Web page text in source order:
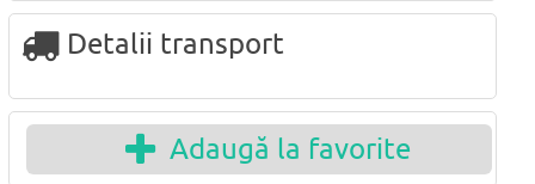
Detalii transport
Adaugă la favorite